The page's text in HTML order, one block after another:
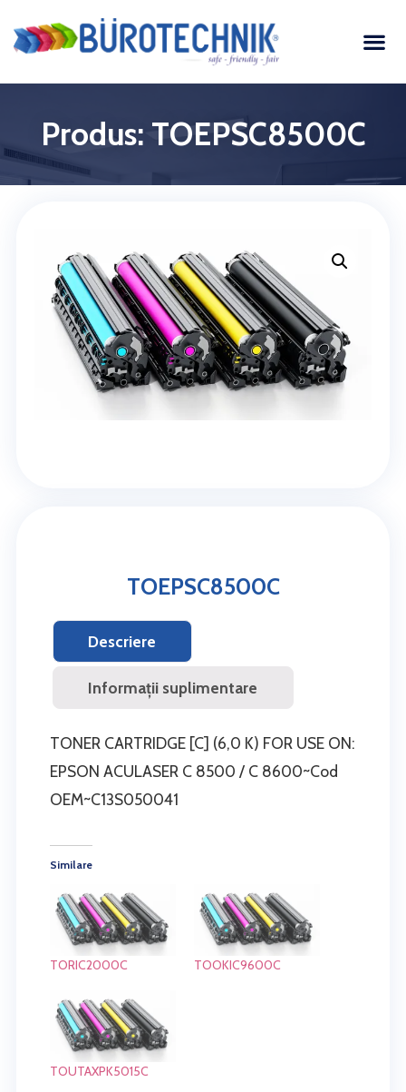
Produs: TOEPSC8500C
TOEPSC8500C
Descriere
Informații suplimentare
TONER CARTRIDGE [C] (6,0 K) FOR USE ON:
EPSON ACULASER C 8500 / C 8600~Cod
OEM~C13S050041
Similare
TORIC2000C TOOKIC9600C
TOUTAXPK5015C